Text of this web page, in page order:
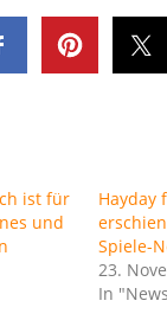
ist für
und
Hayday
Spiele-
23.
In